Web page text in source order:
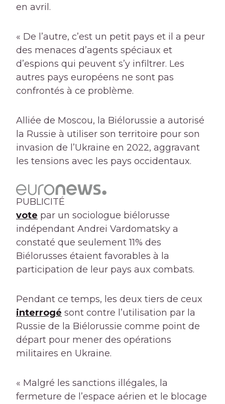
en avril.
« De l’autre, c’est un petit pays et il a peur
des menaces d’agents spéciaux et
d’espions qui peuvent s’y infiltrer. Les
autres pays européens ne sont pas
confrontés à ce problème.
Alliée de Moscou, la Biélorussie a autorisé
la Russie à utiliser son territoire pour son
invasion de l’Ukraine en 2022, aggravant
les tensions avec les pays occidentaux.
PUBLICITÉ
vote par un sociologue biélorusse
indépendant Andrei Vardomatsky a
constaté que seulement 11% des
Biélorusses étaient favorables à la
participation de leur pays aux combats.
Pendant ce temps, les deux tiers de ceux
interrogé sont contre l’utilisation par la
Russie de la Biélorussie comme point de
départ pour mener des opérations
militaires en Ukraine.
« Malgré les sanctions illégales, la
fermeture de l’espace aérien et le blocage